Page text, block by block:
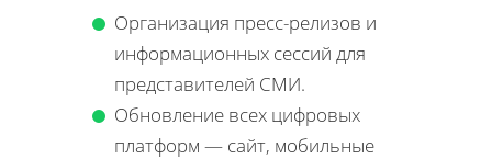
Организация пресс-релизов и
информационных сессий для
представителей СМИ.
Обновление всех цифровых
платформ — сайт, мобильные